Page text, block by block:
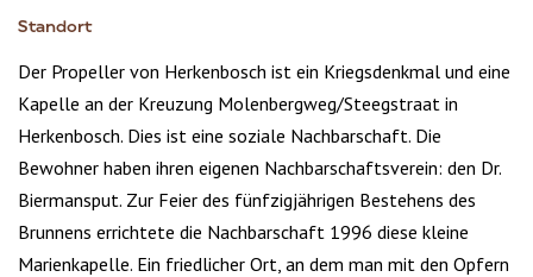
Standort
Der Propeller von Herkenbosch ist ein Kriegsdenkmal und eine
Kapelle an der Kreuzung Molenbergweg/Steegstraat in
Herkenbosch. Dies ist eine soziale Nachbarschaft. Die
Bewohner haben ihren eigenen Nachbarschaftsverein: den Dr.
Biermansput. Zur Feier des fünfzigjährigen Bestehens des
Brunnens errichtete die Nachbarschaft 1996 diese kleine
Marienkapelle. Ein friedlicher Ort, an dem man mit den Opfern